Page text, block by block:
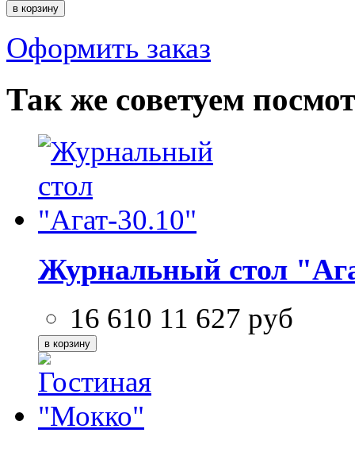
Оформить заказ
Так же советуем
Журнальный стол
16 610 11 627 руб